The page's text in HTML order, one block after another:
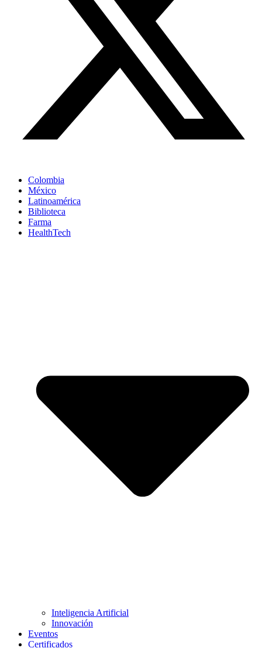
Colombia
México
Latinoamérica
Biblioteca
Farma
HealthTech
Inteligencia Artificial
Innovación
Eventos
Certificados